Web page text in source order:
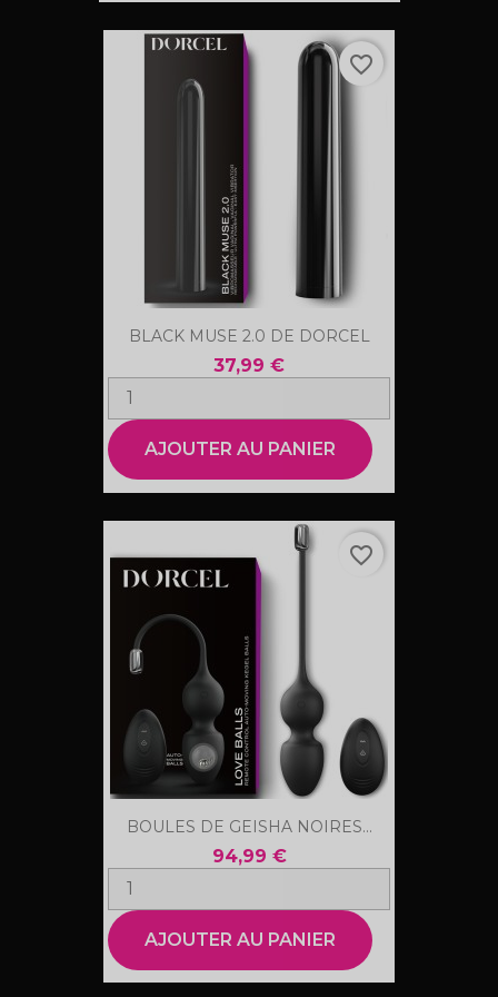
BLACK MUSE 2.0 DE DORCEL
37,99 €
AJOUTER AU PANIER
favorite_border
BOULES DE GEISHA NOIRES...
94,99 €
AJOUTER AU PANIER
favorite_border